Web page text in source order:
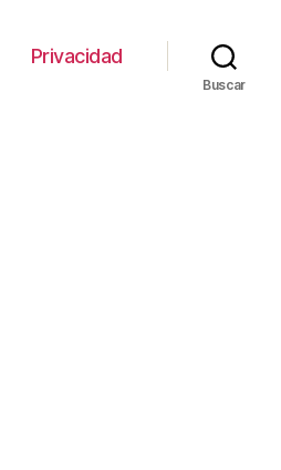
Privacidad
Buscar